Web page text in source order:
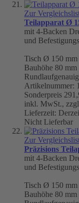
Zur
Teilapparat Ø
mit 4-Backen
und
Tisch Ø 150 mm
Bauhöhe 80 mm
Artikelnummer:
Sonderpreis
inkl. MwSt.,
Lieferzeit:
Nicht Lieferbar
Zur
Präzisions
mit 4-Backen
und
Tisch Ø 150 mm
Bauhöhe 80 mm